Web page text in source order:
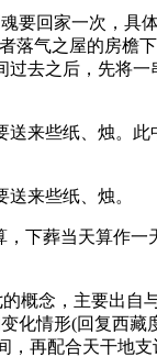
要回家一次，具
落气之屋的房檐
去之后，先将
来些纸、烛。此
来些纸、烛。
下葬当天算作
概念，主要出自
化情形(回复西
再配合天干地